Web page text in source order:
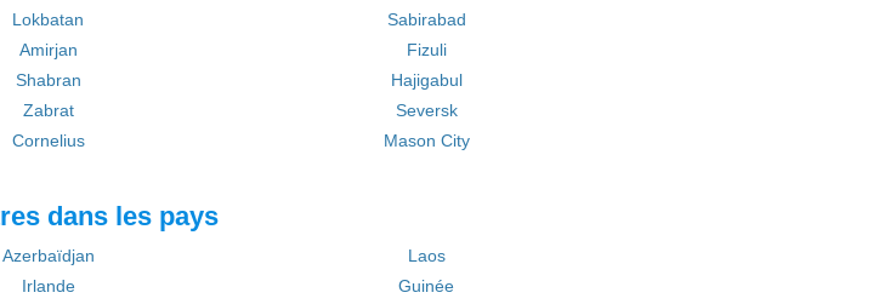
Lokbatan
Sabirabad
Amirjan
Fizuli
Shabran
Hajigabul
Zabrat
Seversk
Cornelius Mason City
dans les pays
Azerbaïdjan
Laos
Irlande Guinée